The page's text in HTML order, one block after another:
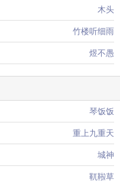
木头
竹楼听细雨
煜不愚
琴饭饭
重上九重天
城神
靰鞡草